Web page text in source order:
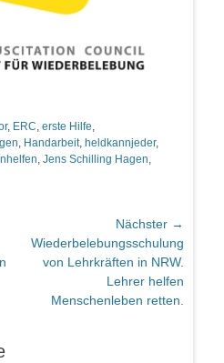
, ERC, erste Hilfe,
, Handarbeit, heldkannjeder,
, Jens Schilling Hagen,
Nächster →
Nächster
Beitrag:
Wiederbelebungsschulung
von Lehrkräften in NRW.
Lehrer helfen
Menschenleben retten.